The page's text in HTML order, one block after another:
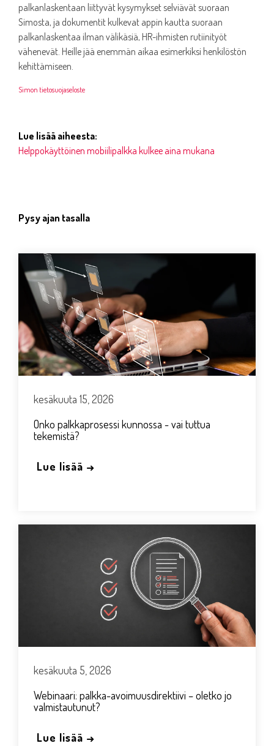
palkanlaskentaan liittyvät kysymykset selviävät suoraan
Simosta, ja dokumentit kulkevat appin kautta suoraan
palkanlaskentaa ilman välikäsiä, HR-ihmisten rutiinityöt
vähenevät. Heille jää enemmän aikaa esimerkiksi henkilöstön
kehittämiseen.
Simon tietosuojaseloste
Lue lisää aiheesta:
Helppokäyttöinen mobiilipalkka kulkee aina mukana
Pysy ajan tasalla
kesäkuuta 15, 2026
Onko palkkaprosessi kunnossa - vai tuttua
tekemistä?
Lue lisää →
kesäkuuta 5, 2026
Webinaari: palkka-avoimuusdirektiivi – oletko jo
valmistautunut?
Lue lisää →